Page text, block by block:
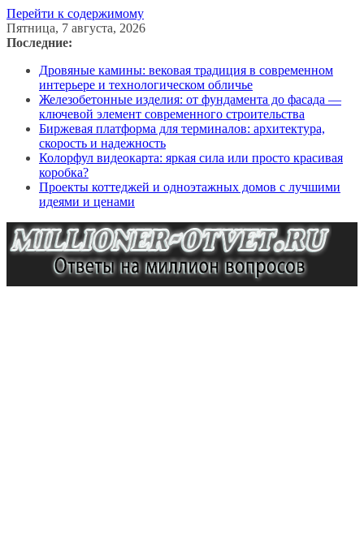
Перейти к содержимому
Пятница, 7 августа, 2026
Последние:
Дровяные камины: вековая традиция в современном
интерьере и технологическом обличье
Железобетонные изделия: от фундамента до фасада —
ключевой элемент современного строительства
Биржевая платформа для терминалов: архитектура,
скорость и надежность
Колорфул видеокарта: яркая сила или просто красивая
коробка?
Проекты коттеджей и одноэтажных домов с лучшими
идеями и ценами